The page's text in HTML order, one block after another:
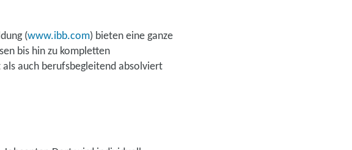
(www.ibb.com) bieten eine ganze
bis hin zu kompletten
auch berufsbegleitend absolviert